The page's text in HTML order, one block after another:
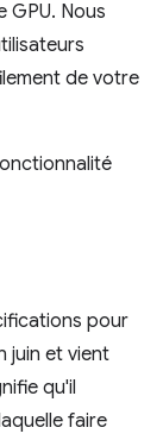
GPU. Nous
de votre
pour
juin et vient
qu'il
faire